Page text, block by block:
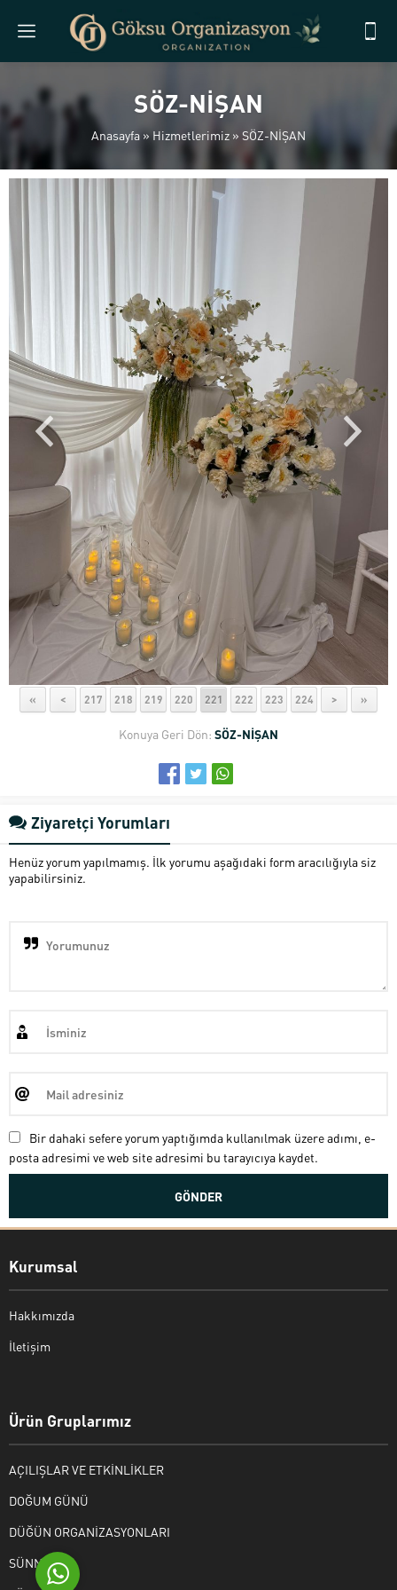
SÖZ-NİŞAN
Anasayfa »Hizmetlerimiz » SÖZ-NİŞAN
« < 217 218 219 220 221 222 223 224 > »
Konuya Geri Dön: SÖZ-NİŞAN
Ziyaretçi Yorumları
Henüz yorum yapılmamış. İlk yorumu aşağıdaki form aracılığıyla siz
yapabilirsiniz.
Bir dahaki sefere yorum yaptığımda kullanılmak üzere adımı, e-
posta adresimi ve web site adresimi bu tarayıcıya kaydet.
Kurumsal
Hakkımızda
İletişim
Ürün Gruplarımız
AÇILIŞLAR VE ETKİNLİKLER
DOĞUM GÜNÜ
DÜĞÜN ORGANİZASYONLARI
SÜNNET